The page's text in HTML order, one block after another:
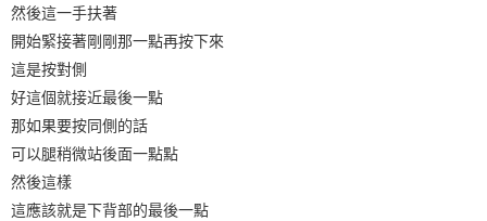
然後這一手扶著
開始緊接著剛剛那一點再按下來
這是按對側
好這個就接近最後一點
那如果要按同側的話
可以腿稍微站後面一點點
然後這樣
這應該就是下背部的最後一點